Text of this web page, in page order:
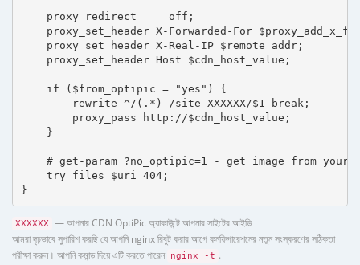
    proxy_redirect     off;
proxy_set_header X-Forwarded-For
    proxy_set_header X-Real-IP $remote_addr;
    proxy_set_header Host $cdn_host_value;
    if ($from_optipic = "yes") {
        rewrite ^/(.*) /site-XXXXXX/$1 break;
        proxy_pass http://$cdn_host_value;
    }
# get-param ?no_optipic=1 - get image from your
    try_files $uri 404;
}
XXXXXX
— আপনার CDN OptiPic অ্যাকাউন্টে আপনার সাইটের আইডি
আমরা দৃঢ়ভাবে সুপারিশ করছি যে আপনি nginx রিবুট করার আগে কনফিগারেশনের নতুন সংস্করণের সঠিকতা
পরীক্ষা করুন। আপনি কমান্ড দিয়ে এটি করতে পারেন nginx -t .